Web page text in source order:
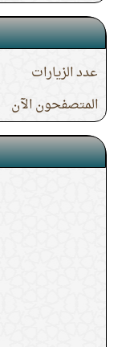
عدد الزيارات
المتصفحون الآن